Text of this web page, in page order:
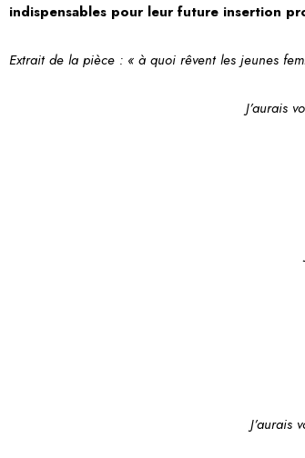
indispensables pour leur future insertion
Extrait de la pièce : « à quoi rêvent les jeunes
J’aurais
J’aurais